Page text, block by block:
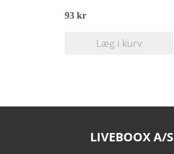
93 kr
Læg i kurv
LIVEBOOX A/S